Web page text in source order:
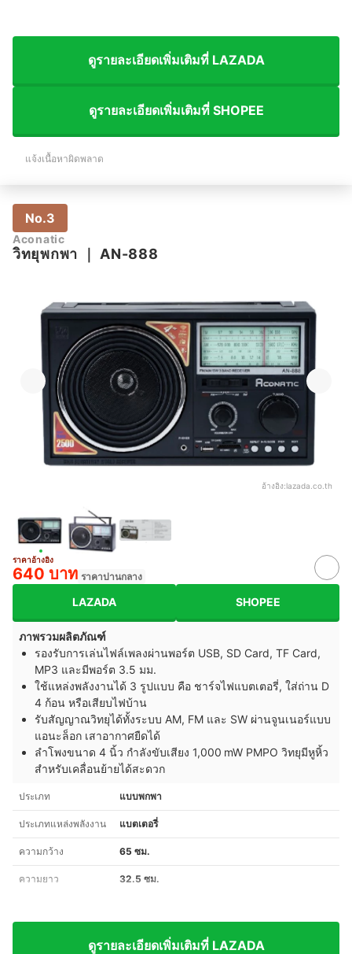
ดูรายละเอียดเพิ่มเติมที่ LAZADA
ดูรายละเอียดเพิ่มเติมที่ SHOPEE
แจ้งเนื้อหาผิดพลาด
No.3
Aconatic
วิทยุพกพา ｜AN-888
อ้างอิง:lazada.co.th
ราคาอ้างอิง
640 บาท ราคาปานกลาง
LAZADA SHOPEE
ภาพรวมผลิตภัณฑ์
รองรับการเล่นไฟล์เพลงผ่านพอร์ต USB, SD Card, TF Card,
MP3 และมีพอร์ต 3.5 มม.
ใช้แหล่งพลังงานได้ 3 รูปแบบ คือ ชาร์จไฟแบตเตอรี่, ใส่ถ่าน D
4 ก้อน หรือเสียบไฟบ้าน
รับสัญญาณวิทยุได้ทั้งระบบ AM, FM และ SW ผ่านจูนเนอร์แบบ
แอนะล็อก เสาอากาศยืดได้
ลำโพงขนาด 4 นิ้ว กำลังขับเสียง 1,000 mW PMPO วิทยุมีหูหิ้ว
สำหรับเคลื่อนย้ายได้สะดวก
ประเภท แบบพกพา
ประเภทแหล่งพลังงาน แบตเตอรี่
ความกว้าง 65 ซม.
ความยาว 32.5 ซม.
ดูรายละเอียดเพิ่มเติมที่ LAZADA